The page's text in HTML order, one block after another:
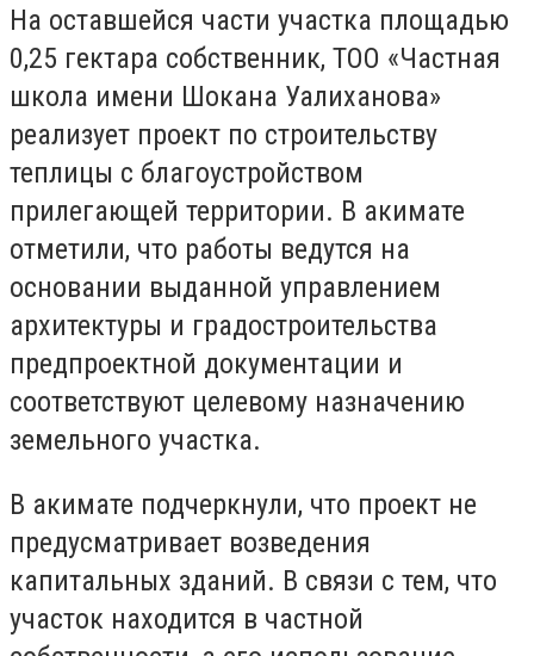
На оставшейся части участка площадью
0,25 гектара собственник, ТОО «Частная
школа имени Шокана Уалиханова»
реализует проект по строительству
теплицы с благоустройством
прилегающей территории. В акимате
отметили, что работы ведутся на
основании выданной управлением
архитектуры и градостроительства
предпроектной документации и
соответствуют целевому назначению
земельного участка.
В акимате подчеркнули, что проект не
предусматривает возведения
капитальных зданий. В связи с тем, что
участок находится в частной